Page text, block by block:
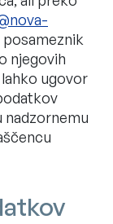
posameznik
njegovih
ugovor